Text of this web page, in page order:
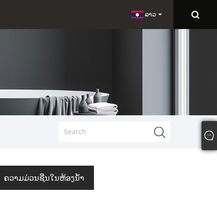
ລາວ
ຄວາມມ່ວນຊື່ນໃນຫ້ອງນ້ໍາ